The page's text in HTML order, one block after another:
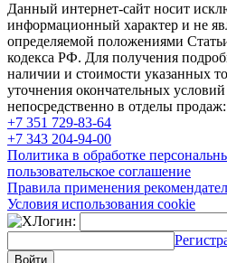
Данный интернет-сайт носит
информационный характер и не
определяемой положениями
кодекса РФ. Для получения
наличии и стоимости указанных
уточнения окончательных
непосредственно в отделы продаж:
+7 351 729-83-64
+7 343 204-94-00
Политика в обработке
пользовательское соглашение
Правила применения
Условия использования cookie
Логин: